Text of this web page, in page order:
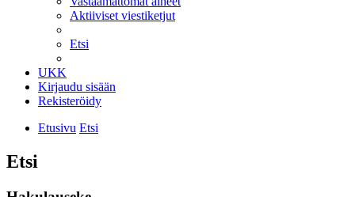
Aktiiviset viestiketjut
Etsi
UKK
Kirjaudu sisään
Rekisteröidy
Etusivu Etsi
Etsi